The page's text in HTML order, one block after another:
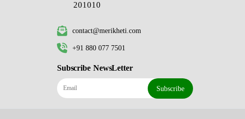
201010
contact@merikheti.com
+91 880 077 7501
Subscribe NewsLetter
Subscribe